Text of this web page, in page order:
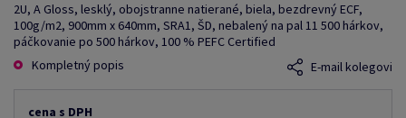
2U, A Gloss, lesklý, obojstranne natierané, biela, bezdrevný ECF,
100g/m2, 900mm x 640mm, SRA1, ŠD, nebalený na pal 11 500 hárkov,
páčkovanie po 500 hárkov, 100 % PEFC Certified
Kompletný popis
E-mail kolegovi
cena s DPH